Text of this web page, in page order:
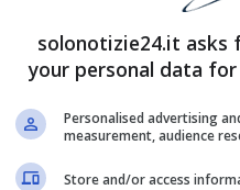
Amici
solonotizie24.it asks
your personal data
Personalised advertising
measurement, audience
Store and/or access